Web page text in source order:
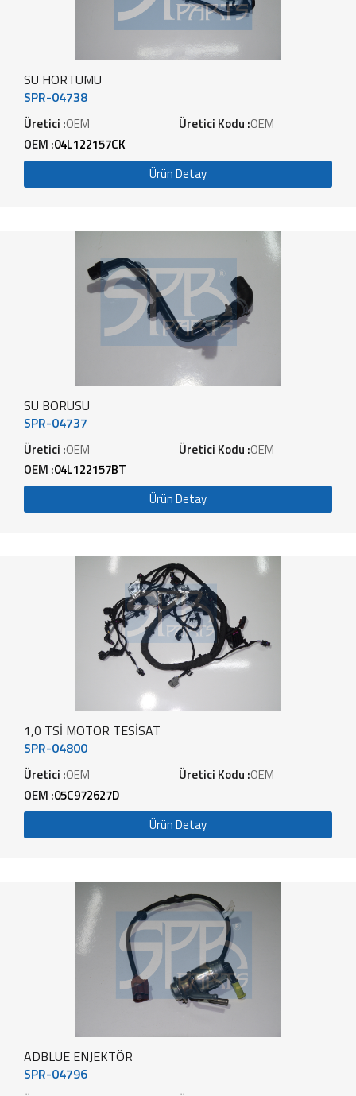
SU HORTUMU
SPR-04738
Üretici :OEM Üretici Kodu :OEM
OEM :04L122157CK
Ürün Detay
SU BORUSU
SPR-04737
Üretici :OEM Üretici Kodu :OEM
OEM :04L122157BT
Ürün Detay
1,0 TSİ MOTOR TESİSAT
SPR-04800
Üretici :OEM Üretici Kodu :OEM
OEM :05C972627D
Ürün Detay
ADBLUE ENJEKTÖR
SPR-04796